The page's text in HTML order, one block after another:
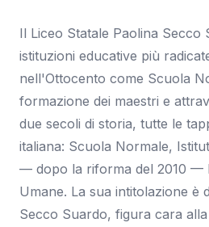
Il Liceo Statale Paolina Secco
istituzioni educative più
nell'Ottocento come Scuola
formazione dei maestri e
due secoli di storia, tutte le
italiana: Scuola Normale,
— dopo la riforma del 2010 —
Umane. La sua intitolazione è
Secco Suardo, figura cara alla